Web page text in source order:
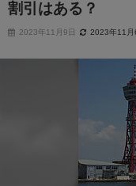
割引はある？
2023年11月9日 2023年11月